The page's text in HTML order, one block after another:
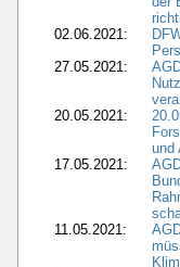
02.06.2021:
27.05.2021:
20.05.2021:
und
17.05.2021:
11.05.2021: